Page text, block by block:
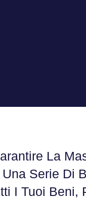
La
Serie Di
I Tuoi Beni,